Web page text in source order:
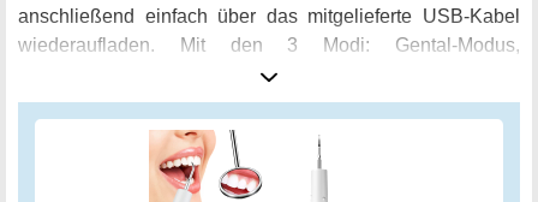
anschließend einfach über das mitgelieferte USB-Kabel
wiederaufladen. Mit den 3 Modi: Gental-Modus,
Standardmodus und leistungsstarke Modus, richten Sie die
Intensität der Reinigung einfach an Ihre individuellen
Bedürfnisse an. Selbst Familienmitglieder, Kinder (über 10
Jahren) und sogar Ihre Haustiere können von dem
Zahnreinigungsset profitieren. Aber denken Sie daran,